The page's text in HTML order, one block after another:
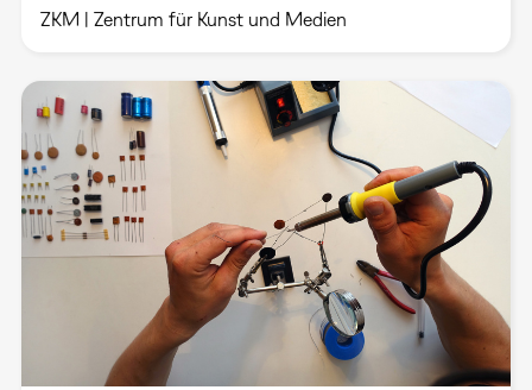
ZKM | Zentrum für Kunst und Medien